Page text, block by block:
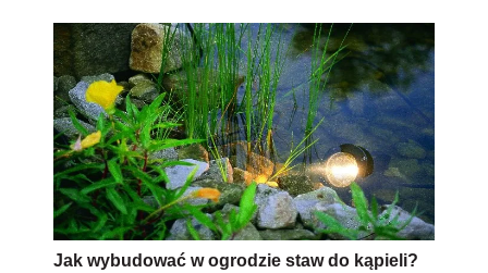
Jak wybudować w ogrodzie staw do kąpieli?